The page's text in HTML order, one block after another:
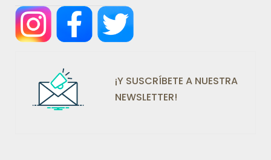
¡Y SUSCRÍBETE A NUESTRA
NEWSLETTER!